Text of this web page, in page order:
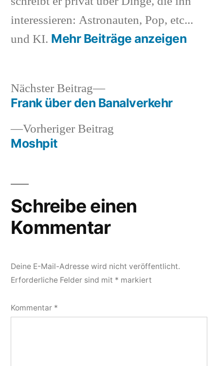
interessieren: Astronauten, Pop, etc...
und KI. Mehr Beiträge anzeigen
Beitragsnavigation
Vorheriger Beitrag
Moshpit
Nächster Beitrag
Nächster
Beitrag:
Frank über den Banalverkehr
Schreibe einen
Kommentar
Deine E-Mail-Adresse wird nicht veröffentlicht.
Erforderliche Felder sind mit * markiert
Kommentar *